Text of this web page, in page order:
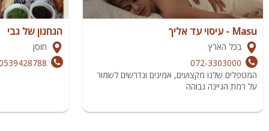
Masu - עיסוי עד אליך
בכל הארץ
072-3303000
המטפלים שלנו מקצועים, אמינים ונדרשים לשמור
על רמת הגיינה גבוהה
הגחנון של גבי
חוסן